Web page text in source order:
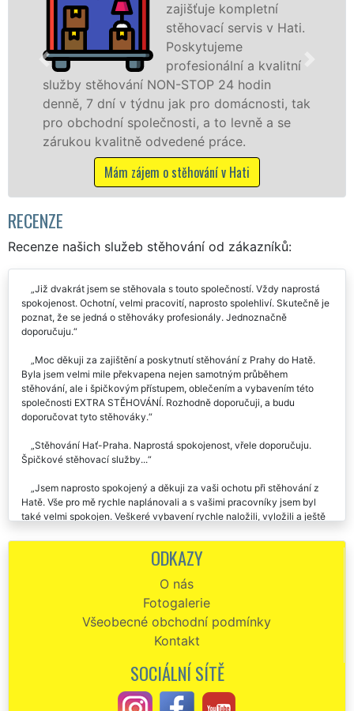
kvalitní
tak
a se
Hati na
stěhovací
služby zajišťujeme domácnostem i
celém okresu Opava se zárukou
franchisové sítě EXTRA STĚHOVÁNÍ.
Nabízíme stěhovací služby NON-
včetně víkendů a svátků bez
RECENZE
Recenze našich služeb stěhování od zákazníků:
Již dvakrát jsem se stěhovala s touto společností. Vždy naprostá
poznat, že se jedná o stěhováky profesionály. Jednoznačně
doporučuju.
Moc děkuji za zajištění a poskytnutí stěhování z Prahy do Hatě.
Byla jsem velmi mile překvapena nejen samotným průběhem
společnosti EXTRA STĚHOVÁNÍ. Rozhodně doporučuji, a budu
doporučovat tyto stěhováky.
Stěhování Hať-Praha. Naprostá spokojenost, vřele doporučuju.
Špičkové stěhovací služby...
Hatě. Vše pro mě rychle naplánovali a s vašimi pracovníky jsem byl
také velmi spokojen. Veškeré vybavení rychle naložili, vyložili a ještě
Musím uznat, že jsem byl po dlouhé době naprosto spokojen se
službami – konkrétně se stěhováním v Hati. Moc děkuji, můžu jen
vřele doporučit tyto služby od společnosti EXTRA STĚHOVÁNÍ.
do Prahy proběhlo hladce a cena byla více než příznivá. Mohu jen
ODKAZY
O nás
Fotogalerie
Všeobecné obchodní podmínky
Kontakt